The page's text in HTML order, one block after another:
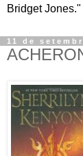
Bridget Jones."
11 de